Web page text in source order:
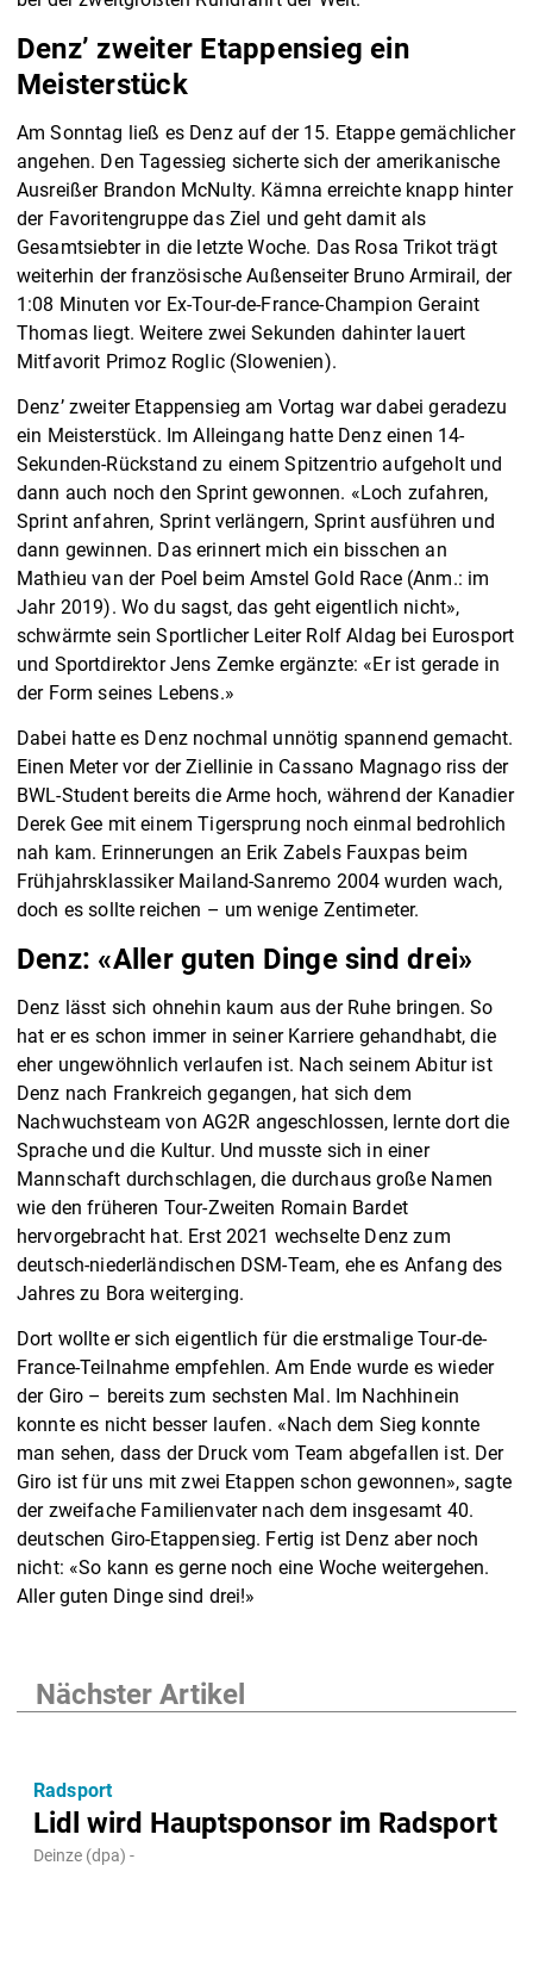
Denz’ zweiter Etappensieg ein
Meisterstück
Am Sonntag ließ es Denz auf der 15. Etappe gemächlicher
angehen. Den Tagessieg sicherte sich der amerikanische
Ausreißer Brandon McNulty. Kämna erreichte knapp hinter
der Favoritengruppe das Ziel und geht damit als
Gesamtsiebter in die letzte Woche. Das Rosa Trikot trägt
weiterhin der französische Außenseiter Bruno Armirail, der
1:08 Minuten vor Ex-Tour-de-France-Champion Geraint
Thomas liegt. Weitere zwei Sekunden dahinter lauert
Mitfavorit Primoz Roglic (Slowenien).
Denz’ zweiter Etappensieg am Vortag war dabei geradezu
ein Meisterstück. Im Alleingang hatte Denz einen 14-
Sekunden-Rückstand zu einem Spitzentrio aufgeholt und
dann auch noch den Sprint gewonnen. «Loch zufahren,
Sprint anfahren, Sprint verlängern, Sprint ausführen und
dann gewinnen. Das erinnert mich ein bisschen an
Mathieu van der Poel beim Amstel Gold Race (Anm.: im
Jahr 2019). Wo du sagst, das geht eigentlich nicht»,
schwärmte sein Sportlicher Leiter Rolf Aldag bei Eurosport
und Sportdirektor Jens Zemke ergänzte: «Er ist gerade in
der Form seines Lebens.»
Dabei hatte es Denz nochmal unnötig spannend gemacht.
Einen Meter vor der Ziellinie in Cassano Magnago riss der
BWL-Student bereits die Arme hoch, während der Kanadier
Derek Gee mit einem Tigersprung noch einmal bedrohlich
nah kam. Erinnerungen an Erik Zabels Fauxpas beim
Frühjahrsklassiker Mailand-Sanremo 2004 wurden wach,
doch es sollte reichen – um wenige Zentimeter.
Denz: «Aller guten Dinge sind drei»
Denz lässt sich ohnehin kaum aus der Ruhe bringen. So
hat er es schon immer in seiner Karriere gehandhabt, die
eher ungewöhnlich verlaufen ist. Nach seinem Abitur ist
Denz nach Frankreich gegangen, hat sich dem
Nachwuchsteam von AG2R angeschlossen, lernte dort die
Sprache und die Kultur. Und musste sich in einer
Mannschaft durchschlagen, die durchaus große Namen
wie den früheren Tour-Zweiten Romain Bardet
hervorgebracht hat. Erst 2021 wechselte Denz zum
deutsch-niederländischen DSM-Team, ehe es Anfang des
Jahres zu Bora weiterging.
Dort wollte er sich eigentlich für die erstmalige Tour-de-
France-Teilnahme empfehlen. Am Ende wurde es wieder
der Giro – bereits zum sechsten Mal. Im Nachhinein
konnte es nicht besser laufen. «Nach dem Sieg konnte
man sehen, dass der Druck vom Team abgefallen ist. Der
Giro ist für uns mit zwei Etappen schon gewonnen», sagte
der zweifache Familienvater nach dem insgesamt 40.
deutschen Giro-Etappensieg. Fertig ist Denz aber noch
nicht: «So kann es gerne noch eine Woche weitergehen.
Aller guten Dinge sind drei!»
Nächster Artikel
Lidl wird Hauptsponsor im Radsport
Radsport
Deinze (dpa) -